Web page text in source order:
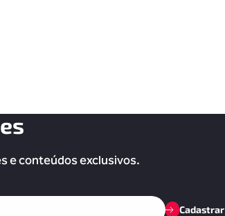
e conteúdos exclusivos.
Cadastrar